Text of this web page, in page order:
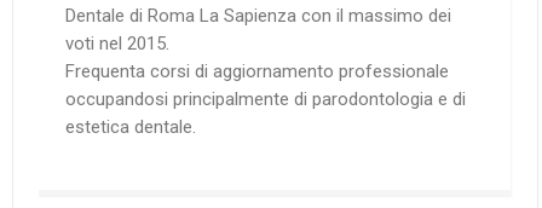
Dentale di Roma La Sapienza con il massimo dei
voti nel 2015.
Frequenta corsi di aggiornamento professionale
occupandosi principalmente di parodontologia e di
estetica dentale.